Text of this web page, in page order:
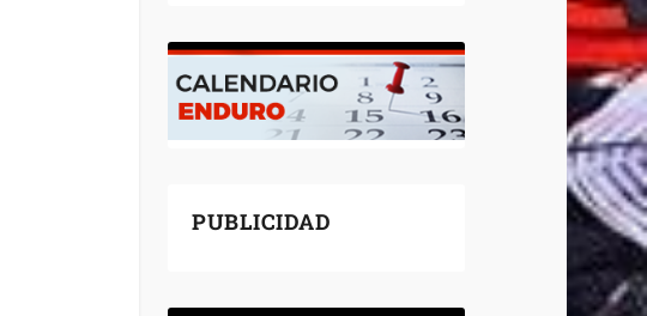
PUBLICIDAD